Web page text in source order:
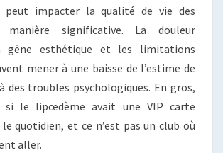
impacter la qualité de vie des
significative. La douleur
gêne esthétique et les limitations
mener à une baisse de l’estime de
des troubles psychologiques. En gros,
si le lipœdème avait une VIP carte
le quotidien, et ce n’est pas un club où
aller.